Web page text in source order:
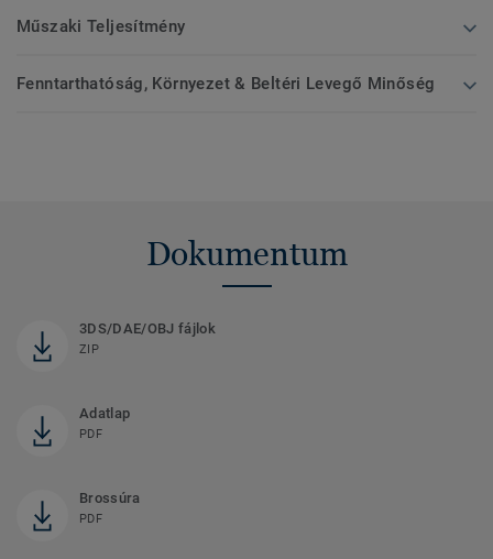
Műszaki Teljesítmény
Fenntarthatóság, Környezet & Beltéri Levegő Minőség
Dokumentum
3DS/DAE/OBJ fájlok
ZIP
Adatlap
PDF
Brossúra
PDF